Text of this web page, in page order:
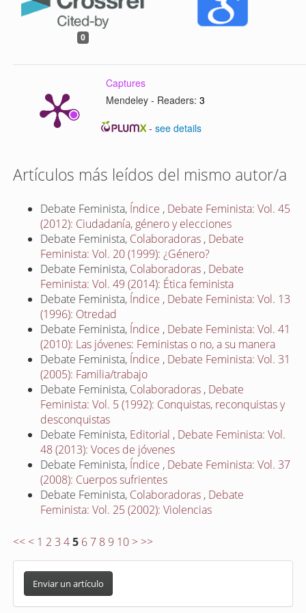
0
Captures
Mendeley - Readers:3
-see details
Artículos más leídos del mismo autor/a
Debate Feminista, Índice , Debate Feminista: Vol. 45
(2012): Ciudadanía, género y elecciones
Debate Feminista, Colaboradoras , Debate
Feminista: Vol. 20 (1999): ¿Género?
Debate Feminista, Colaboradoras , Debate
Feminista: Vol. 49 (2014): Ética feminista
Debate Feminista, Índice , Debate Feminista: Vol. 13
(1996): Otredad
Debate Feminista, Índice , Debate Feminista: Vol. 41
(2010): Las jóvenes: Feministas o no, a su manera
Debate Feminista, Índice , Debate Feminista: Vol. 31
(2005): Familia/trabajo
Debate Feminista, Colaboradoras , Debate
Feminista: Vol. 5 (1992): Conquistas, reconquistas y
desconquistas
Debate Feminista, Editorial , Debate Feminista: Vol.
48 (2013): Voces de jóvenes
Debate Feminista, Índice , Debate Feminista: Vol. 37
(2008): Cuerpos sufrientes
Debate Feminista, Colaboradoras , Debate
Feminista: Vol. 25 (2002): Violencias
<< < 1 2 3 4 5 6 7 8 9 10 > >>
E
v
Enviar un artículo